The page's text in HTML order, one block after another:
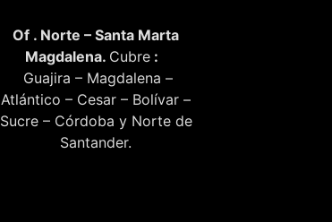
Of . Norte – Santa Marta
Magdalena. Cubre :
Guajira – Magdalena –
Atlántico – Cesar – Bolívar –
Sucre – Córdoba y Norte de
Santander.